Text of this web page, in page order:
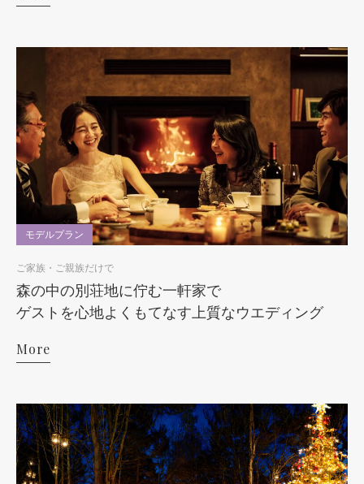
モデルプラン
ご家族・ご親族だけで
森の中の別荘地に佇む一軒家で
ゲストを心地よくもてなす上質なウエディング
More